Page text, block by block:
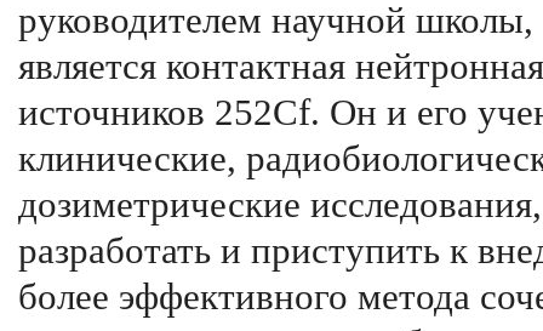
руководителем научной
является контактная
источников 252Cf. Он и его
клинические,
дозиметрические
разработать и приступить к
более эффективного метода